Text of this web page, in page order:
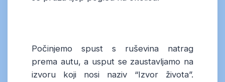
Počinjemo spust s ruševina natrag
prema autu, a usput se zaustavljamo na
izvoru koji nosi naziv “Izvor života”.